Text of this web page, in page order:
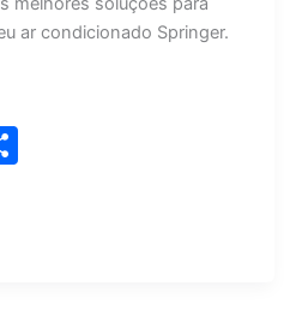
ar condicionado Springer.
S